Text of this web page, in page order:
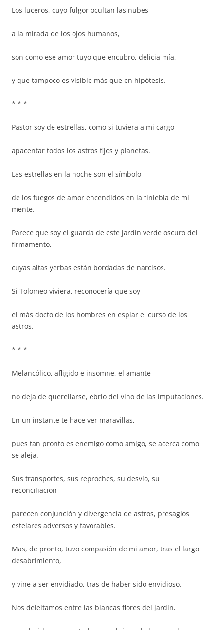
Los luceros, cuyo fulgor ocultan las nubes
a la mirada de los ojos humanos,
son como ese amor tuyo que encubro, delicia mía,
y que tampoco es visible más que en hipótesis.
* * *
Pastor soy de estrellas, como si tuviera a mi cargo
apacentar todos los astros fijos y planetas.
Las estrellas en la noche son el símbolo
de los fuegos de amor encendidos en la tiniebla de mi
mente.
Parece que soy el guarda de este jardín verde oscuro del
firmamento,
cuyas altas yerbas están bordadas de narcisos.
Si Tolomeo viviera, reconocería que soy
el más docto de los hombres en espiar el curso de los
astros.
* * *
Melancólico, afligido e insomne, el amante
no deja de querellarse, ebrio del vino de las imputaciones.
En un instante te hace ver maravillas,
pues tan pronto es enemigo como amigo, se acerca como
se aleja.
Sus transportes, sus reproches, su desvío, su
reconciliación
parecen conjunción y divergencia de astros, presagios
estelares adversos y favorables.
Mas, de pronto, tuvo compasión de mi amor, tras el largo
desabrimiento,
y vine a ser envidiado, tras de haber sido envidioso.
Nos deleitamos entre las blancas flores del jardín,